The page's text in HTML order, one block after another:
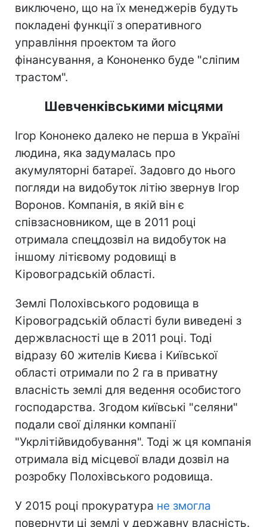
виключено, що на їх менеджерів будуть
покладені функції з оперативного
управління проектом та його
фінансування, а Кононенко буде "сліпим
трастом".
Шевченківськими місцями
Ігор Кононеко далеко не перша в Україні
людина, яка задумалась про
акумуляторні батареї. Задовго до нього
погляди на видобуток літію звернув Ігор
Воронов. Компанія, в якій він є
співзасновником, ще в 2011 році
отримала спецдозвіл на видобуток на
іншому літієвому родовищі в
Кіровоградській області.
Землі Полохівського родовища в
Кіровоградській області були виведені з
держвласності ще в 2011 році. Тоді
відразу 60 жителів Києва і Київської
області отримали по 2 га в приватну
власність землі для ведення особистого
господарства. Згодом київські "селяни"
подали свої ділянки компанії
"Укрлітійвидобування". Тоді ж ця компанія
отримала від місцевої влади дозвіл на
розробку Полохівського родовища.
У 2015 році прокуратура не змогла
повернути ці землі у державну власність.